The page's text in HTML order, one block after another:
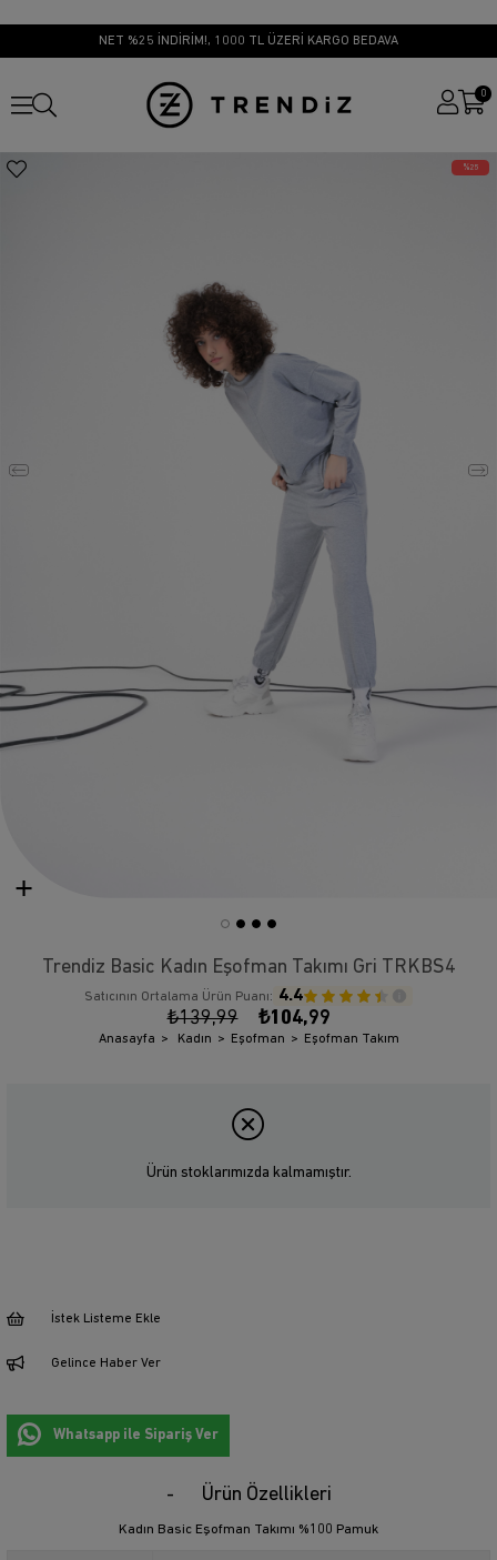
NET %25 İNDİRİM!, 1000 TL ÜZERİ KARGO BEDAVA
0
25
Trendiz Basic Kadın Eşofman Takımı Gri TRKBS4
Satıcının Ortalama Ürün Puanı: 4.4
₺139,99 ₺104,99
Anasayfa Kadın Eşofman Eşofman Takım
Ürün stoklarımızda kalmamıştır.
İstek Listeme Ekle
Gelince Haber Ver
Whatsapp ile Sipariş Ver
Ürün Özellikleri
Kadın Basic Eşofman Takımı %100 Pamuk